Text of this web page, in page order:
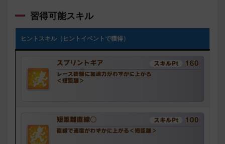
習得可能スキル
ヒントスキル（ヒントイベントで獲得）